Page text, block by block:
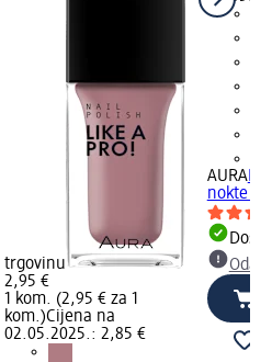
trgovinu
2,95 €
1 kom. (2,95 € za 1
kom.)Cijena na
02.05.2025.: 2,85 €
AURA
nokte –